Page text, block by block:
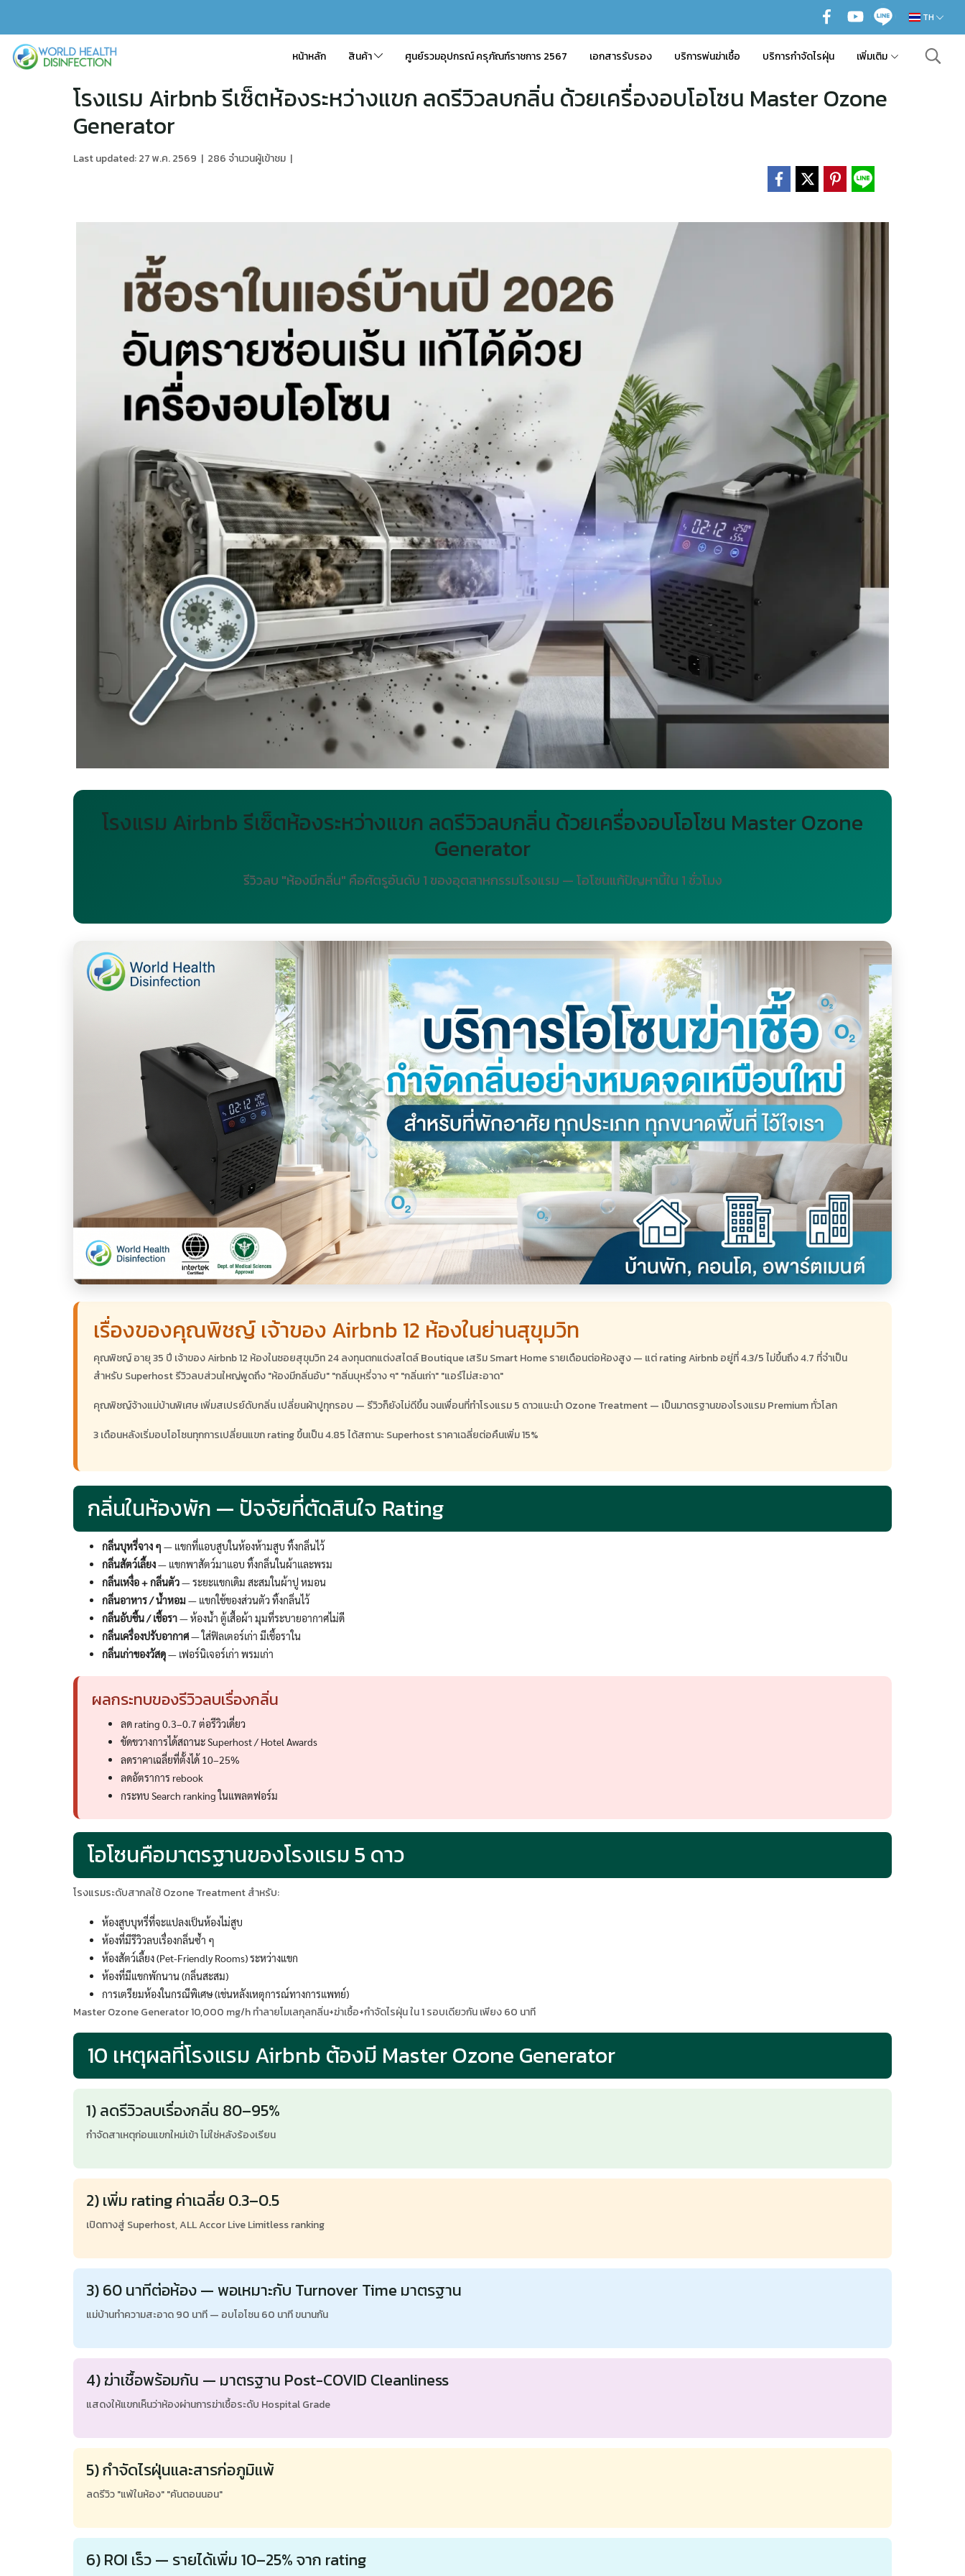
TH
หน้าหลัก สินค้า ศูนย์รวมอุปกรณ์ ครุภัณฑ์ราชการ 2567 เอกสารรับรอง บริการพ่นฆ่าเชื้อ บริการกำจัดไรฝุ่น เพิ่มเติม
โรงแรม Airbnb รีเซ็ตห้องระหว่างแขก ลดรีวิวลบกลิ่น ด้วยเครื่องอบโอโซน Master Ozone
Generator
Last updated: 27 พ.ค. 2569 | 286 จำนวนผู้เข้าชม |
โรงแรม Airbnb รีเซ็ตห้องระหว่างแขก ลดรีวิวลบกลิ่น ด้วยเครื่องอบโอโซน Master Ozone
Generator
รีวิวลบ "ห้องมีกลิ่น" คือศัตรูอันดับ 1 ของอุตสาหกรรมโรงแรม — โอโซนแก้ปัญหานี้ใน 1 ชั่วโมง
เรื่องของคุณพิชญ์ เจ้าของ Airbnb 12 ห้องในย่านสุขุมวิท
คุณพิชญ์ อายุ 35 ปี เจ้าของ Airbnb 12 ห้องในซอยสุขุมวิท 24 ลงทุนตกแต่งสไตล์ Boutique เสริม Smart Home รายเดือนต่อห้องสูง — แต่ rating Airbnb อยู่ที่ 4.3/5 ไม่ขึ้นถึง 4.7 ที่จำเป็น
สำหรับ Superhost รีวิวลบส่วนใหญ่พูดถึง "ห้องมีกลิ่นอับ" "กลิ่นบุหรี่จาง ๆ" "กลิ่นเก่า" "แอร์ไม่สะอาด"
คุณพิชญ์จ้างแม่บ้านพิเศษ เพิ่มสเปรย์ดับกลิ่น เปลี่ยนผ้าปูทุกรอบ — รีวิวก็ยังไม่ดีขึ้น จนเพื่อนที่ทำโรงแรม 5 ดาวแนะนำ Ozone Treatment — เป็นมาตรฐานของโรงแรม Premium ทั่วโลก
3 เดือนหลังเริ่มอบโอโซนทุกการเปลี่ยนแขก rating ขึ้นเป็น 4.85 ได้สถานะ Superhost ราคาเฉลี่ยต่อคืนเพิ่ม 15%
กลิ่นในห้องพัก — ปัจจัยที่ตัดสินใจ Rating
กลิ่นบุหรี่จาง ๆ — แขกที่แอบสูบในห้องห้ามสูบ ทิ้งกลิ่นไว้
กลิ่นสัตว์เลี้ยง— แขกพาสัตว์มาแอบ ทิ้งกลิ่นในผ้าและพรม
กลิ่นเหงื่อ + กลิ่นตัว— ระยะแขกเดิม สะสมในผ้าปู หมอน
กลิ่นอาหาร / น้ำหอม— แขกใช้ของส่วนตัว ทิ้งกลิ่นไว้
กลิ่นอับชื้น / เชื้อรา— ห้องน้ำ ตู้เสื้อผ้า มุมที่ระบายอากาศไม่ดี
กลิ่นเครื่องปรับอากาศ— ใส่ฟิลเตอร์เก่า มีเชื้อราใน
กลิ่นเก่าของวัสดุ— เฟอร์นิเจอร์เก่า พรมเก่า
ผลกระทบของรีวิวลบเรื่องกลิ่น
ลด rating 0.3–0.7 ต่อรีวิวเดี่ยว
ขัดขวางการได้สถานะ Superhost / Hotel Awards
ลดราคาเฉลี่ยที่ตั้งได้ 10–25%
ลดอัตราการ rebook
กระทบ Search ranking ในแพลตฟอร์ม
โอโซนคือมาตรฐานของโรงแรม 5 ดาว
โรงแรมระดับสากลใช้ Ozone Treatment สำหรับ:
ห้องสูบบุหรี่ที่จะแปลงเป็นห้องไม่สูบ
ห้องที่มีรีวิวลบเรื่องกลิ่นซ้ำ ๆ
ห้องสัตว์เลี้ยง (Pet-Friendly Rooms) ระหว่างแขก
ห้องที่มีแขกพักนาน (กลิ่นสะสม)
การเตรียมห้องในกรณีพิเศษ (เช่นหลังเหตุการณ์ทางการแพทย์)
Master Ozone Generator 10,000 mg/h ทำลายโมเลกุลกลิ่น+ฆ่าเชื้อ+กำจัดไรฝุ่น ใน 1 รอบเดียวกัน เพียง 60 นาที
10 เหตุผลที่โรงแรม Airbnb ต้องมี Master Ozone Generator
1) ลดรีวิวลบเรื่องกลิ่น 80–95%
กำจัดสาเหตุก่อนแขกใหม่เข้า ไม่ใช่หลังร้องเรียน
2) เพิ่ม rating ค่าเฉลี่ย 0.3–0.5
เปิดทางสู่ Superhost, ALL Accor Live Limitless ranking
3) 60 นาทีต่อห้อง — พอเหมาะกับ Turnover Time มาตรฐาน
แม่บ้านทำความสะอาด 90 นาที — อบโอโซน 60 นาที ขนานกัน
4) ฆ่าเชื้อพร้อมกัน — มาตรฐาน Post-COVID Cleanliness
แสดงให้แขกเห็นว่าห้องผ่านการฆ่าเชื้อระดับ Hospital Grade
5) กำจัดไรฝุ่นและสารก่อภูมิแพ้
ลดรีวิว "แพ้ในห้อง" "คันตอนนอน"
6) ROI เร็ว — รายได้เพิ่ม 10–25% จาก rating